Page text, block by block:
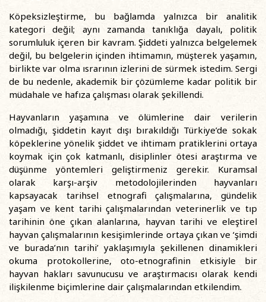
Köpeksizleştirme, bu bağlamda yalnızca bir analitik
kategori değil; aynı zamanda tanıklığa dayalı, politik
sorumluluk içeren bir kavram. Şiddeti yalnızca belgelemek
değil, bu belgelerin içinden ihtimamın, müşterek yaşamın,
birlikte var olma ısrarının izlerini de sürmek istedim. Sergi
de bu nedenle, akademik bir çözümleme kadar politik bir
müdahale ve hafıza çalışması olarak şekillendi.
Hayvanların yaşamına ve ölümlerine dair verilerin
olmadığı, şiddetin kayıt dışı bırakıldığı Türkiye’de sokak
köpeklerine yönelik şiddet ve ihtimam pratiklerini ortaya
koymak için çok katmanlı, disiplinler ötesi araştırma ve
düşünme yöntemleri geliştirmeniz gerekir. Kuramsal
olarak karşı-arşiv metodolojilerinden hayvanları
kapsayacak tarihsel etnografi çalışmalarına, gündelik
yaşam ve kent tarihi çalışmalarından veterinerlik ve tıp
tarihinin öne çıkan alanlarına, hayvan tarihi ve eleştirel
hayvan çalışmalarının kesişimlerinde ortaya çıkan ve ‘şimdi
ve burada’nın tarihi’ yaklaşımıyla şekillenen dinamikleri
okuma protokollerine, oto-etnografinin etkisiyle bir
hayvan hakları savunucusu ve araştırmacısı olarak kendi
ilişkilenme biçimlerine dair çalışmalarından etkilendim.